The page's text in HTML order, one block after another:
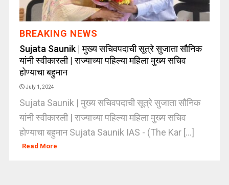
BREAKING NEWS
Sujata Saunik | मुख्य सचिवपदाची सूत्रे सुजाता सौनिक
यांनी स्वीकारली | राज्याच्या पहिल्या महिला मुख्य सचिव
होण्याचा बहुमान
July 1, 2024
Sujata Saunik | मुख्य सचिवपदाची सूत्रे सुजाता सौनिक
यांनी स्वीकारली | राज्याच्या पहिल्या महिला मुख्य सचिव
होण्याचा बहुमान Sujata Saunik IAS - (The Kar [...]
Read More